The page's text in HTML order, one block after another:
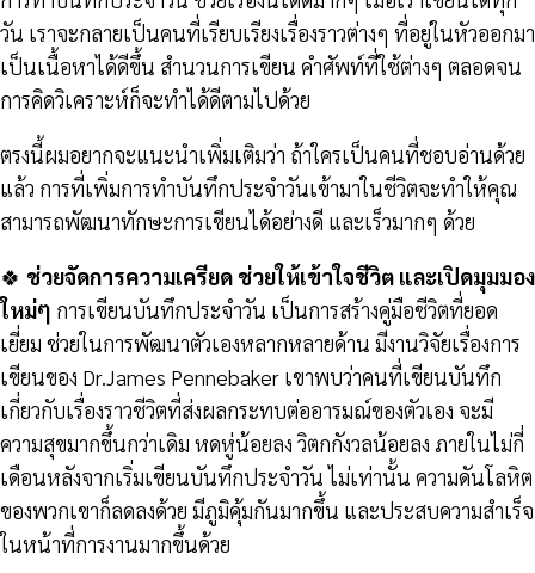
วัน เราจะกลายเป็นคนที่เรียบเรียงเรื่องราวต่างๆ ที่อยู่ในหัวออกมา
เป็นเนื้อหาได้ดีขึ้น สำนวนการเขียน คำศัพท์ที่ใช้ต่างๆ ตลอดจน
การคิดวิเคราะห์ก็จะทำได้ดีตามไปด้วย
ตรงนี้ผมอยากจะแนะนำเพิ่มเติมว่า ถ้าใครเป็นคนที่ชอบอ่านด้วย
แล้ว การที่เพิ่มการทำบันทึกประจำวันเข้ามาในชีวิตจะทำให้คุณ
สามารถพัฒนาทักษะการเขียนได้อย่างดี และเร็วมากๆ ด้วย
🍀 ช่วยจัดการความเครียด ช่วยให้เข้าใจชีวิต และเปิดมุมมอง
ใหม่ๆ การเขียนบันทึกประจำวัน เป็นการสร้างคู่มือชีวิตที่ยอด
เยี่ยม ช่วยในการพัฒนาตัวเองหลากหลายด้าน มีงานวิจัยเรื่องการ
เขียนของ Dr.James Pennebaker เขาพบว่าคนที่เขียนบันทึก
เกี่ยวกับเรื่องราวชีวิตที่ส่งผลกระทบต่ออารมณ์ของตัวเอง จะมี
ความสุขมากขึ้นกว่าเดิม หดหู่น้อยลง วิตกกังวลน้อยลง ภายในไม่กี่
เดือนหลังจากเริ่มเขียนบันทึกประจำวัน ไม่เท่านั้น ความดันโลหิต
ของพวกเขาก็ลดลงด้วย มีภูมิคุ้มกันมากขึ้น และประสบความสำเร็จ
ในหน้าที่การงานมากขึ้นด้วย